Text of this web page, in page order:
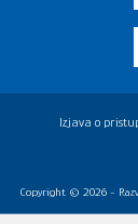
Copyright © 2026 -
Izjava o